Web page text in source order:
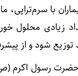
با
زیادی محلول
توزیع شود و از
رسول اکرم (ص)